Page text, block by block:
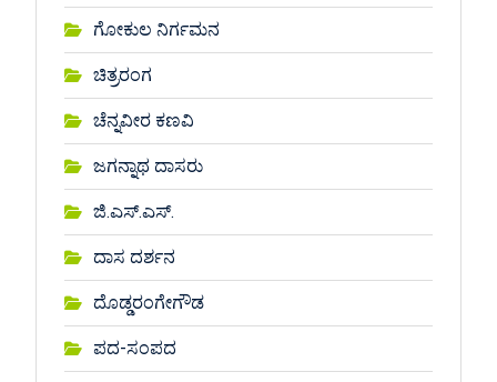
ಗೋಕುಲ ನಿರ್ಗಮನ
ಚಿತ್ರರಂಗ
ಚೆನ್ನವೀರ ಕಣವಿ
ಜಗನ್ನಾಥ ದಾಸರು
ಜಿ.ಎಸ್.ಎಸ್.
ದಾಸ ದರ್ಶನ
ದೊಡ್ಡರಂಗೇಗೌಡ
ಪದ-ಸಂಪದ